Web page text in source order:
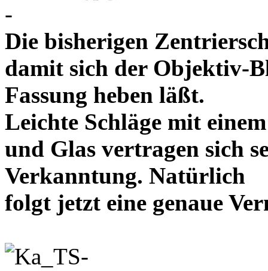
-
Die bisherigen
damit sich der Objektiv-
Fassung heben läßt.
Leichte Schläge mit
und Glas vertragen sich
Verkanntung. Natürlich
folgt jetzt eine genaue